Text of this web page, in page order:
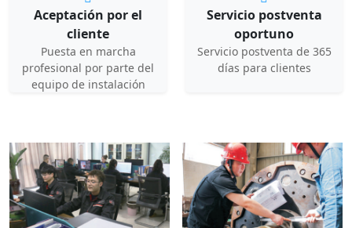
Aceptación por el
cliente
Puesta en marcha
profesional por parte del
equipo de instalación
Servicio postventa
oportuno
Servicio postventa de 365
días para clientes